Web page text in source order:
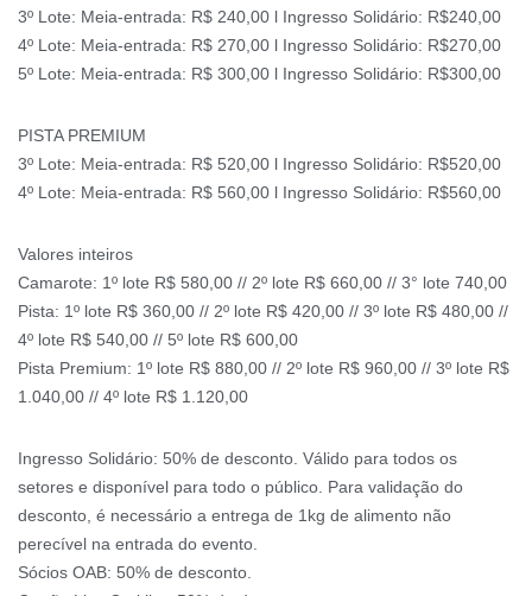
3º Lote: Meia-entrada: R$ 240,00 l Ingresso Solidário: R$240,00
4º Lote: Meia-entrada: R$ 270,00 l Ingresso Solidário: R$270,00
5º Lote: Meia-entrada: R$ 300,00 l Ingresso Solidário: R$300,00
PISTA PREMIUM
3º Lote: Meia-entrada: R$ 520,00 l Ingresso Solidário: R$520,00
4º Lote: Meia-entrada: R$ 560,00 l Ingresso Solidário: R$560,00
Valores inteiros
Camarote: 1º lote R$ 580,00 // 2º lote R$ 660,00 // 3° lote 740,00
Pista: 1º lote R$ 360,00 // 2º lote R$ 420,00 // 3º lote R$ 480,00 //
4º lote R$ 540,00 // 5º lote R$ 600,00
Pista Premium: 1º lote R$ 880,00 // 2º lote R$ 960,00 // 3º lote R$
1.040,00 // 4º lote R$ 1.120,00
Ingresso Solidário: 50% de desconto. Válido para todos os
setores e disponível para todo o público. Para validação do
desconto, é necessário a entrega de 1kg de alimento não
perecível na entrada do evento.
Sócios OAB: 50% de desconto.